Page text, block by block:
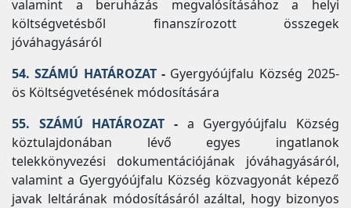
valamint a beruházás megvalósításához a helyi
költségvetésből finanszírozott összegek
jóváhagyásáról
54. SZÁMÚ HATÁROZAT- Gyergyóújfalu Község 2025-
ös Költségvetésének módosítására
55. SZÁMÚ HATÁROZAT - a Gyergyóújfalu Község
köztulajdonában lévő egyes ingatlanok
telekkönyvezési dokumentációjának jóváhagyásáról,
valamint a Gyergyóújfalu Község közvagyonát képező
javak leltárának módosításáról azáltal, hogy bizonyos